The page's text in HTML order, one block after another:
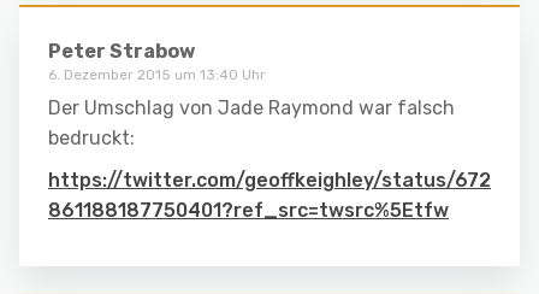
Peter Strabow
6. Dezember 2015 um 13:40 Uhr
Der Umschlag von Jade Raymond war falsch
bedruckt:
https://twitter.com/geoffkeighley/status/672
861188187750401?ref_src=twsrc%5Etfw